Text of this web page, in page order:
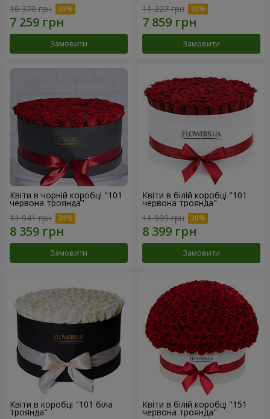
10 370 грн
Замовити
11 227 грн
Замовити
Квіти в чорній коробці "101
червона троянда"
11 941 грн
Замовити
Квіти в білій коробці "101
червона троянда"
11 999 грн
Замовити
Квіти в коробці "101 біла
троянда"
Квіти в білій коробці "151
червона троянда"